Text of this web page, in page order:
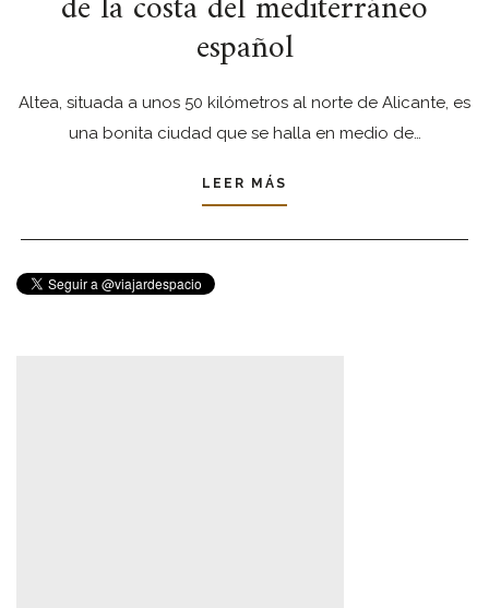
español
Altea, situada a unos 50 kilómetros al norte de Alicante, es
una bonita ciudad que se halla en medio de…
LEER MÁS